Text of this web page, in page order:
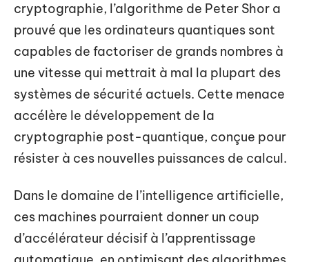
cryptographie, l’algorithme de Peter Shor a
prouvé que les ordinateurs quantiques sont
capables de factoriser de grands nombres à
une vitesse qui mettrait à mal la plupart des
systèmes de sécurité actuels. Cette menace
accélère le développement de la
cryptographie post-quantique, conçue pour
résister à ces nouvelles puissances de calcul.
Dans le domaine de l’intelligence artificielle,
ces machines pourraient donner un coup
d’accélérateur décisif à l’apprentissage